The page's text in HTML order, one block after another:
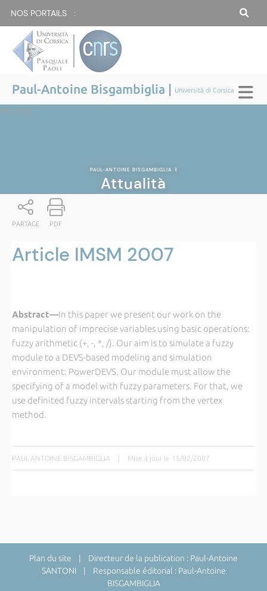
NOS PORTAILS :
Paul-Antoine Bisgambiglia | Università di Corsica
Attualità
PAUL-ANTOINE BISGAMBIGLIA |
Attualità
PARTAGE PDF
Article IMSM 2007
Abstract—In this paper we present our work on the
manipulation of imprecise variables using basic operations:
fuzzy arithmetic (+, -, *, /). Our aim is to simulate a fuzzy
module to a DEVS-based modeling and simulation
environment: PowerDEVS. Our module must allow the
specifying of a model with fuzzy parameters. For that, we
use definited fuzzy intervals starting from the vertex
method.
PAUL-ANTOINE BISGAMBIGLIA | Mise à jour le 15/02/2007
Plan du site | Directeur de la publication : Paul-Antoine
SANTONI | Responsable éditorial : Paul-Antoine
BISGAMBIGLIA